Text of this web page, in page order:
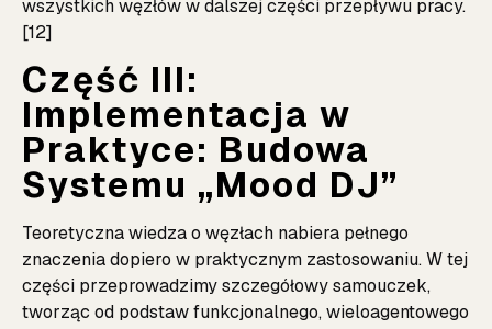
wszystkich węzłów w dalszej części przepływu pracy.
[12]
Część III:
Implementacja w
Praktyce: Budowa
Systemu „Mood DJ”
Teoretyczna wiedza o węzłach nabiera pełnego
znaczenia dopiero w praktycznym zastosowaniu. W tej
części przeprowadzimy szczegółowy samouczek,
tworząc od podstaw funkcjonalnego, wieloagentowego